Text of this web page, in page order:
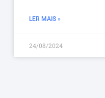
LER MAIS »
24/08/2024